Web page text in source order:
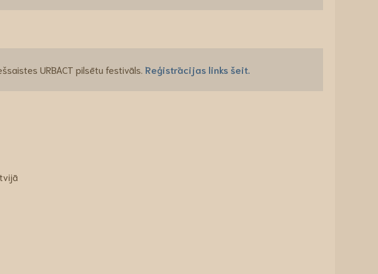
URBACT pilsētu festivāls. Reģistrācijas links šeit.